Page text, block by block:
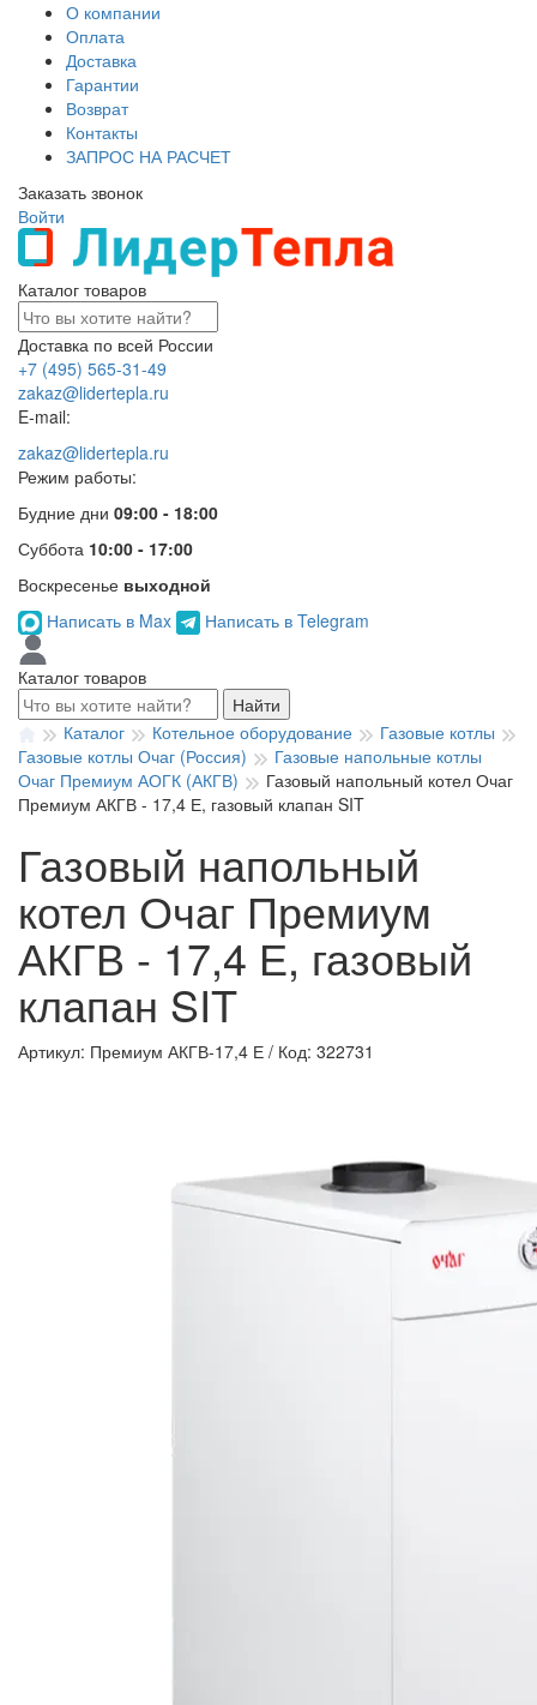
О компании
Оплата
Доставка
Гарантии
Возврат
Контакты
ЗАПРОС НА РАСЧЕТ
Заказать звонок
Войти
Каталог товаров
Доставка по всей России
+7 (495) 565-31-49
zakaz@lidertepla.ru
E-mail:
zakaz@lidertepla.ru
Режим работы:
Будние дни 09:00 - 18:00
Суббота 10:00 - 17:00
Воскресенье выходной
Написать в Max
Написать в Telegram
Каталог товаров
Найти
Каталог
Котельное оборудование
Газовые котлы
Газовые котлы Очаг (Россия)
Газовые напольные котлы
Очаг Премиум АОГК (АКГВ)
Газовый напольный котел Очаг
Премиум АКГВ - 17,4 Е, газовый клапан SIT
Газовый напольный
котел Очаг Премиум
АКГВ - 17,4 Е, газовый
клапан SIT
Артикул: Премиум АКГВ-17,4 Е / Код: 322731